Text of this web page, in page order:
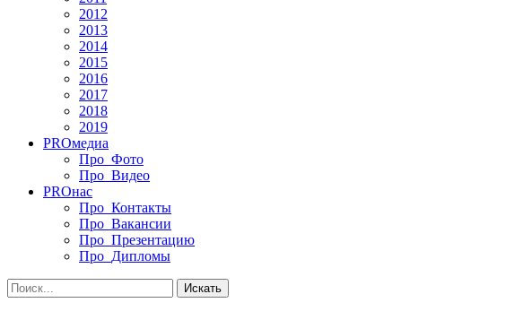
2012
2013
2014
2015
2016
2017
2018
2019
PROмедиа
Про_Фото
Про_Видео
PROнас
Про_Контакты
Про_Вакансии
Про_Презентацию
Про_Дипломы